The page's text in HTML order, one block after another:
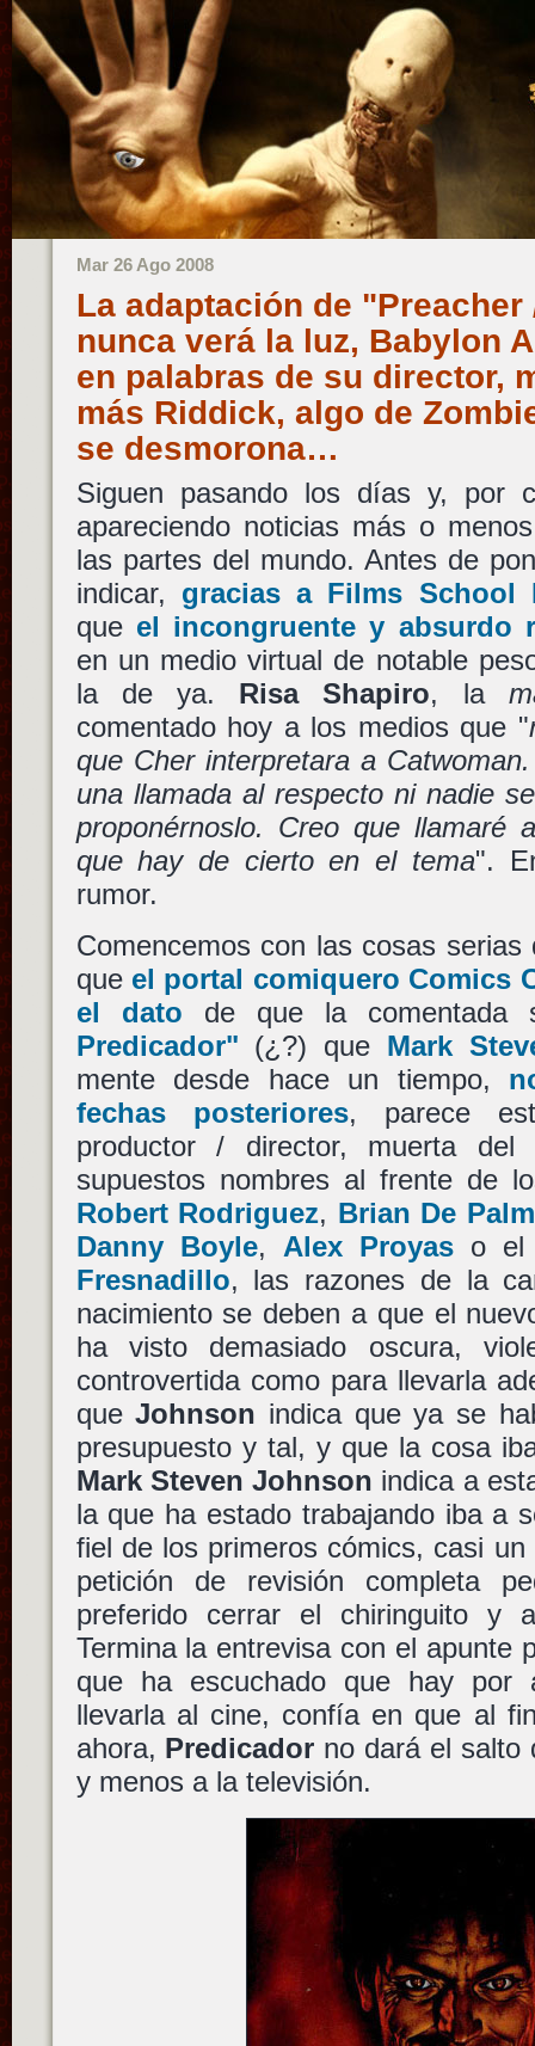
Mar 26 Ago 2008
La adaptación de
nunca verá la luz, Babylon
en palabras de su director,
más Riddick, algo de
se desmorona…
Siguen pasando los días y, por
apareciendo noticias más o
las partes del mundo. Antes de
indicar, gracias a Films School
que el incongruente y absurdo
en un medio virtual de notable
la de ya. Risa Shapiro, la
comentado hoy a los medios que "
que Cher interpretara a
una llamada al respecto ni nadie
proponérnoslo. Creo que llamaré
que hay de cierto en el tema".
rumor.
Comencemos con las cosas serias
que el portal comiquero Comics
el dato de que la
Predicador" (¿?) que Mark
mente desde hace un tiempo,
fechas posteriores, parece
productor / director, muerta del
supuestos nombres al frente de
Robert Rodriguez, Brian De
Danny Boyle, Alex Proyaso el
Fresnadillo, las razones de la
nacimiento se deben a que el
ha visto demasiado oscura,
controvertida como para llevarla
queJohnson indica que ya se
presupuesto y tal, y que la cosa
Mark Steven Johnson indica a
la que ha estado trabajando iba a
fiel de los primeros cómics, casi
petición de revisión completa
preferido cerrar el chiringuito y
Termina la entrevisa con el apunte
que ha escuchado que hay por
llevarla al cine, confía en que al
ahora, Predicador no dará el salto
y menos a la televisión.